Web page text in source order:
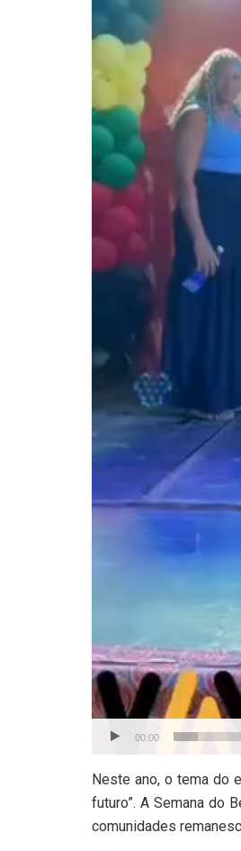
00:00
Neste ano, o tema do
futuro”. A Semana do
comunidades